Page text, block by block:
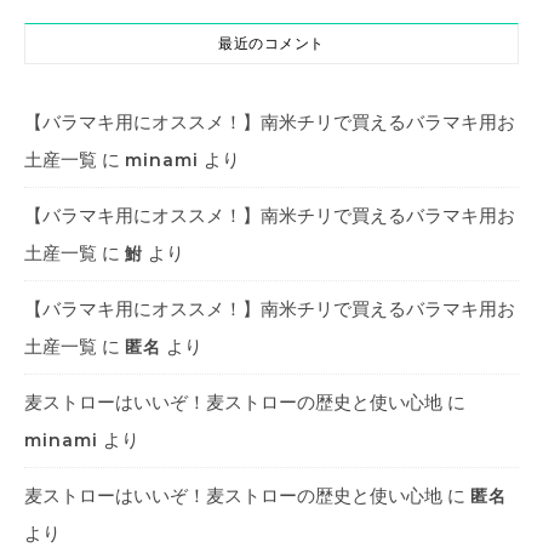
最近のコメント
【バラマキ用にオススメ！】南米チリで買えるバラマキ用お
土産一覧 に minami より
【バラマキ用にオススメ！】南米チリで買えるバラマキ用お
土産一覧 に 鮒 より
【バラマキ用にオススメ！】南米チリで買えるバラマキ用お
土産一覧 に 匿名 より
麦ストローはいいぞ！麦ストローの歴史と使い心地 に
minami より
麦ストローはいいぞ！麦ストローの歴史と使い心地 に 匿名
より